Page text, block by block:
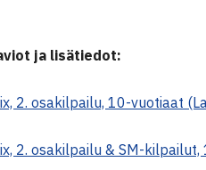
ja lisätiedot:
2. osakilpailu, 10-vuotiaat
2. osakilpailu & SM-